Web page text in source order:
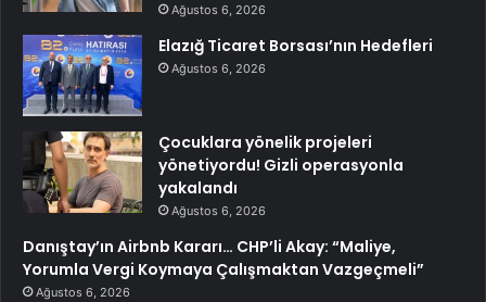
Ağustos 6, 2026
Elazığ Ticaret Borsası’nın Hedefleri
Ağustos 6, 2026
Çocuklara yönelik projeleri
yönetiyordu! Gizli operasyonla
yakalandı
Ağustos 6, 2026
Danıştay’ın Airbnb Kararı… CHP’li Akay: “Maliye,
Yorumla Vergi Koymaya Çalışmaktan Vazgeçmeli”
Ağustos 6, 2026